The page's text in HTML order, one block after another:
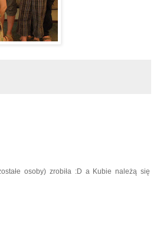
osoby) zrobiła :D a Kubie należą się